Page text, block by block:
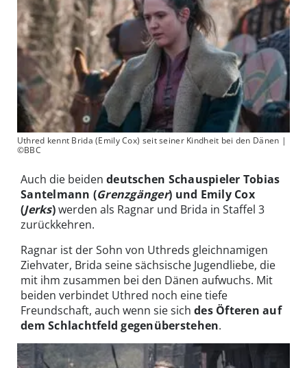
Uthred kennt Brida (Emily Cox) seit seiner Kindheit bei den Dänen |
©BBC
Auch die beiden deutschen Schauspieler Tobias
Santelmann (Grenzgänger) und Emily Cox
(Jerks)werden als Ragnar und Brida in Staffel 3
zurückkehren.
Ragnar ist der Sohn von Uthreds gleichnamigen
Ziehvater, Brida seine sächsische Jugendliebe, die
mit ihm zusammen bei den Dänen aufwuchs. Mit
beiden verbindet Uthred noch eine tiefe
Freundschaft, auch wenn sie sich des Öfteren auf
dem Schlachtfeld gegenüberstehen.